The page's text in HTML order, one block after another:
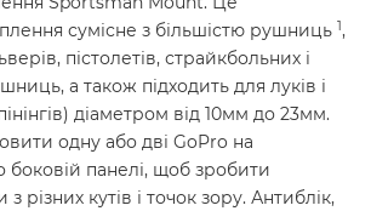
сумісне з більшістю рушниць 1,
пістолетів, страйкбольних і
а також підходить для луків і
діаметром від 10мм до 23мм.
одну або дві GoPro на
боковій панелі, щоб зробити
різних кутів і точок зору. Антиблік,